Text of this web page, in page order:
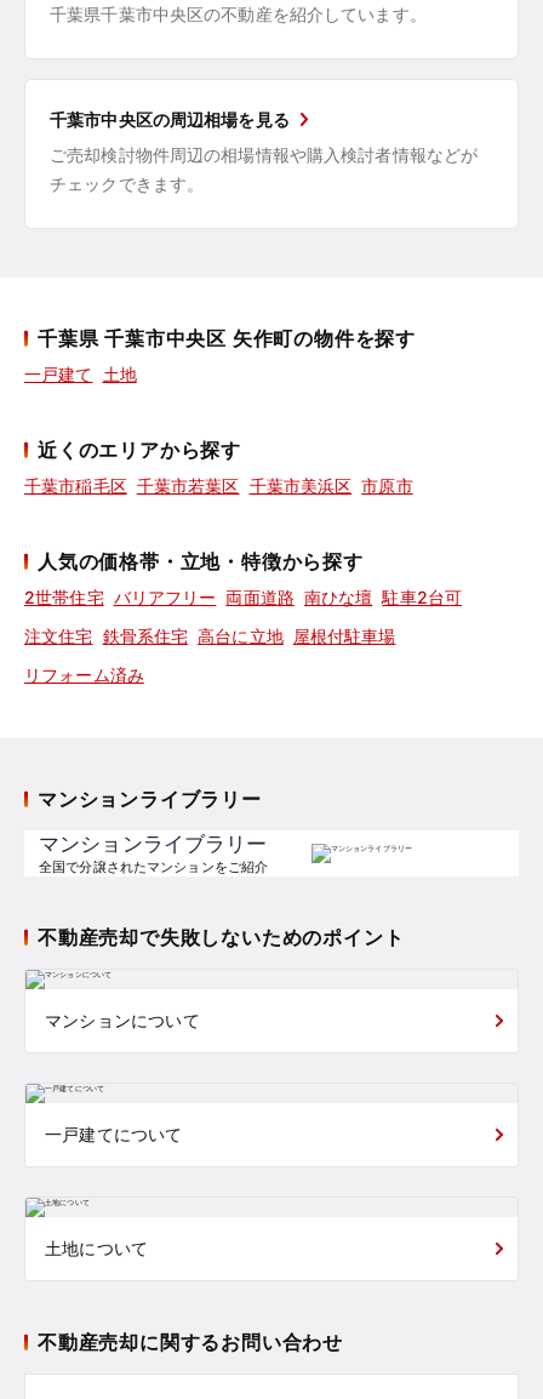
千葉県千葉市中央区の不動産を紹介しています。
千葉市中央区の周辺相場を見る
ご売却検討物件周辺の相場情報や購入検討者情報などが
チェックできます。
千葉県 千葉市中央区 矢作町の物件を探す
一戸建て 土地
近くのエリアから探す
千葉市稲毛区 千葉市若葉区 千葉市美浜区 市原市
人気の価格帯・立地・特徴から探す
2世帯住宅 バリアフリー 両面道路 南ひな壇 駐車2台可
注文住宅 鉄骨系住宅 高台に立地 屋根付駐車場
リフォーム済み
マンションライブラリー
マンションライブラリー
全国で分譲されたマンションをご紹介
不動産売却で失敗しないためのポイント
マンションについて
一戸建てについて
土地について
不動産売却に関するお問い合わせ